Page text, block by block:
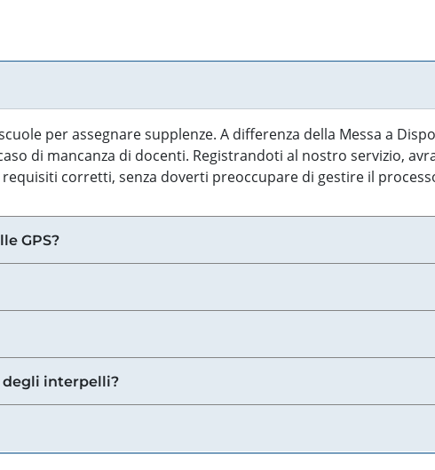
per assegnare supplenze. A differenza della Messa a
di mancanza di docenti. Registrandoti al nostro servizio,
corretti, senza doverti preoccupare di gestire il
GPS?
degli interpelli?